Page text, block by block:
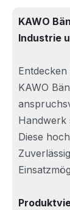
KAWO
Industrie
KAWO
Handwerk
Diese